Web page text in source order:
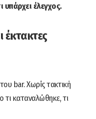
έλεγχος.
έκτακτες
bar. Χωρίς τακτική
τι καταναλώθηκε, τι